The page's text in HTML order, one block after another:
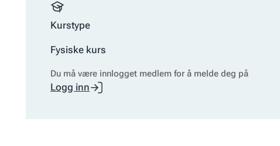
Kurstype
Fysiske kurs
Du må være innlogget medlem for å melde deg på
Logg inn